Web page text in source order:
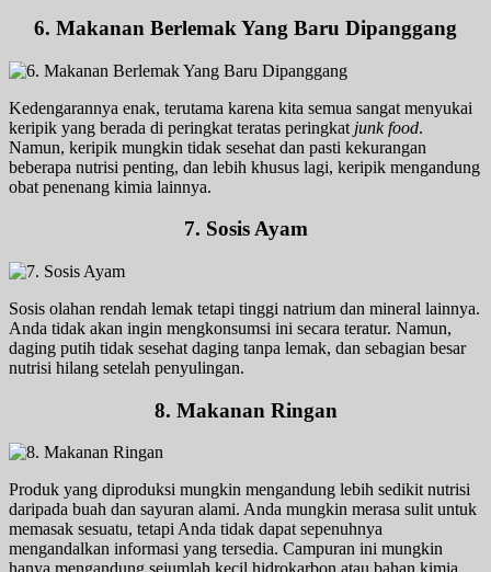
6. Makanan Berlemak Yang Baru Dipanggang
Kedengarannya enak, terutama karena kita semua sangat menyukai
keripik yang berada di peringkat teratas peringkat junk food.
Namun, keripik mungkin tidak sesehat dan pasti kekurangan
beberapa nutrisi penting, dan lebih khusus lagi, keripik mengandung
obat penenang kimia lainnya.
7. Sosis Ayam
Sosis olahan rendah lemak tetapi tinggi natrium dan mineral lainnya.
Anda tidak akan ingin mengkonsumsi ini secara teratur. Namun,
daging putih tidak sesehat daging tanpa lemak, dan sebagian besar
nutrisi hilang setelah penyulingan.
8. Makanan Ringan
Produk yang diproduksi mungkin mengandung lebih sedikit nutrisi
daripada buah dan sayuran alami. Anda mungkin merasa sulit untuk
memasak sesuatu, tetapi Anda tidak dapat sepenuhnya
mengandalkan informasi yang tersedia. Campuran ini mungkin